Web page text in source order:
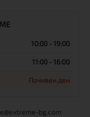
10:00 - 19:00
11:00 - 16:00
Почивен ден
bg.com